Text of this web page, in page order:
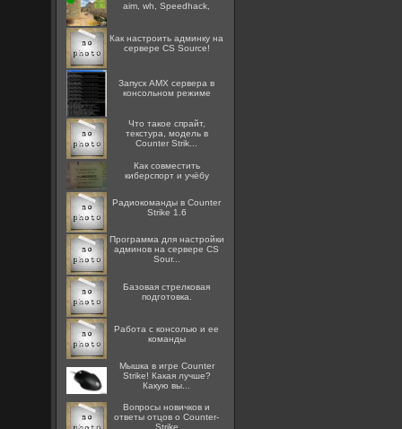
aim, wh, Speedhack,
Как настроить админку на
сервере CS Source!
Запуск AMX сервера в
консольном режиме
Что такое спрайт,
текстура, модель в
Counter Strik...
Как совместить
киберспорт и учёбу
Радиокоманды в Counter
Strike 1.6
Программа для настройки
админов на сервере CS
Sour...
Базовая стрелковая
подготовка.
Работа с консолью и ее
команды
Мышка в игре Counter
Strike! Какая лучше?
Какую вы...
Вопросы новичков и
ответы отцов о Counter-
Strike